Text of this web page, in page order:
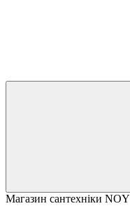
Магазин сантехніки NOY